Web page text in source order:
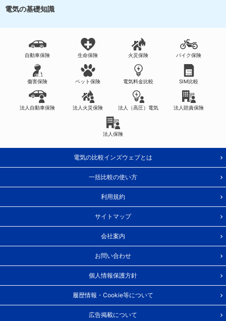
電気の基礎知識
自動車保険 生命保険 火災保険 バイク保険
傷害保険 ペット保険 電気料金比較 SIM比較
法人自動車保険 法人火災保険 法人（高圧）電気 法人賠責保険
法人保険
電気の比較インズウェブとは
一括比較の使い方
利用規約
サイトマップ
会社案内
お問い合わせ
個人情報保護方針
履歴情報・Cookie等について
広告掲載について